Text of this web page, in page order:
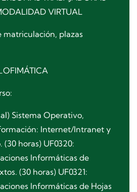
VIRTUAL
plazas
Sistema Operativo,
Internet/Intranet y
horas) UF0320:
Informáticas de
(30 horas) UF0321:
Informáticas de Hojas